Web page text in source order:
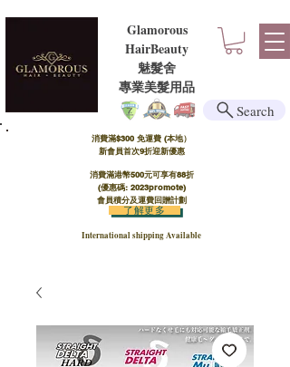
Glamorous
HairBeauty
魅髮舍
​​專業美髮用品
消費滿$300 免運費 (本地）​
新會員首次9折迎新優惠
消費滿港幣500元可享有88折
(優惠碼: 2023promote)
會員積分及運費回贈計劃
International shipping Available
了解更多
Search